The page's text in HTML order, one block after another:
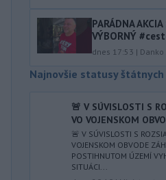
PARÁDNA
VÝBORNÝ
dnes 17:53 | Danko
Najnovšie statusy
🚨 V SÚVISLOSTI S
VO VOJENSKOM
🚨 V SÚVISLOSTI S
VOJENSKOM OBVODE
POSTIHNUTOM ÚZEMÍ
SITUÁCI...